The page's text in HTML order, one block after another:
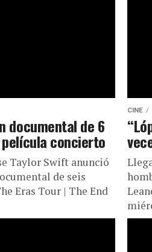
documental de 6
concierto
Taylor Swift anunció
de seis
Eras Tour | The End
CINE